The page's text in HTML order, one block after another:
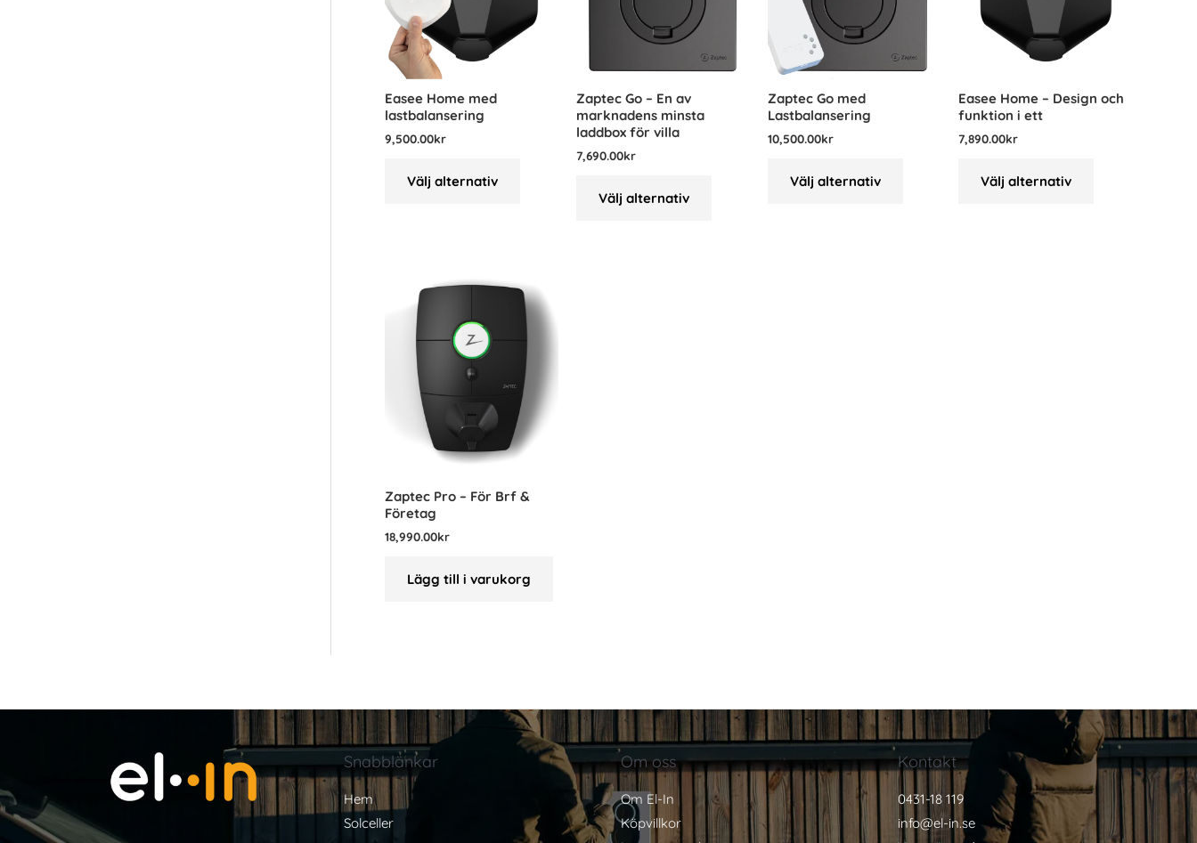
Easee Home med
lastbalansering
9,500.00kr
Välj alternativ
Zaptec Go – En av
marknadens minsta
laddbox för villa
7,690.00kr
Välj alternativ
Zaptec Go med
Lastbalansering
10,500.00kr
Välj alternativ
Easee Home – Design och
funktion i ett
7,890.00kr
Välj alternativ
Zaptec Pro – För Brf &
Företag
18,990.00kr
Lägg till i varukorg
Snabblänkar
Hem
Solceller
Om oss
Om El-In
Köpvillkor
Kontakt
0431-18 119
info@el-in.se